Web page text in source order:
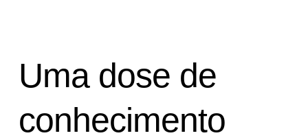
Uma dose de
conhecimento